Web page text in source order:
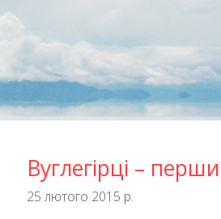
Вуглегірці –
25 лютого 2015 р.